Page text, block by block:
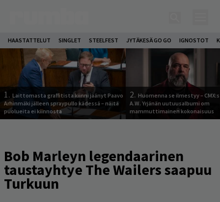
HAASTATTELUT SINGLET STEELFEST JYTÄKESÄ GO GO IGNOSTOT
1. Laittomasta graffitista kiinni jäänyt Paavo
Arhinmäki jälleen spraypullo kädessä – näitä
puolueita ei kiinnosta
2. Huomenna se ilmestyy –
A.W. Yrjänän uutuusalbumi om
mammuttimainen kokonaisuus
Bob Marleyn legendaarinen
taustayhtye The Wailers saapuu
Turkuun